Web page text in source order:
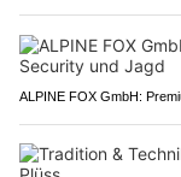
ALPINE FOX GmbH: